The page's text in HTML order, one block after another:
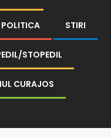
POLITICA STIRI
STOPEDIL
CURAJOS